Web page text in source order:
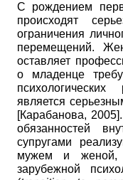
С рождением
происходят
ограничения
перемещений.
оставляет
о младенце
является
[Карабанова, 2005]
обязанностей
супругами
мужем и
зарубежной